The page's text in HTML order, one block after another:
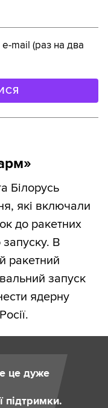
e-mail (раз на два
Білорусь
які включали
до ракетних
запуску. В
ракетний
запуск
ядерну
це дуже
підтримки.